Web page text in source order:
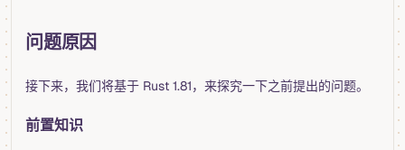
问题原因
接下来，我们将基于 Rust 1.81，来探究一下之前提出的问题。
前置知识